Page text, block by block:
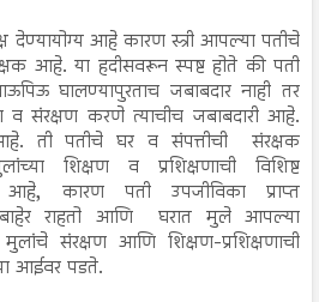
देण्यायोग्य आहे कारण स्त्री आपल्या पतीचे
आहे. या हदीसवरून स्पष्ट होते की पती
घालण्यापुरताच जबाबदार नाही तर
व संरक्षण करणे त्याचीच जबाबदारी आहे.
आहे. ती पतीचे घर व संपत्तीची संरक्षक
शिक्षण व प्रशिक्षणाची विशिष्ट
आहे, कारण पती उपजीविका प्राप्त
राहतो आणि घरात मुले आपल्या
संरक्षण आणि शिक्षण-प्रशिक्षणाची
आईवर पडते.